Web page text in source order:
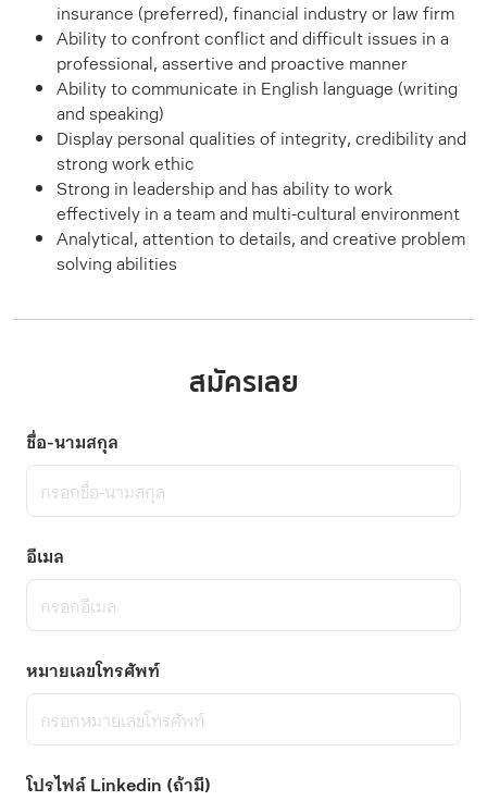
insurance (preferred), financial industry or law firm
Ability to confront conflict and difficult issues in a
professional, assertive and proactive manner
Ability to communicate in English language (writing
and speaking)
Display personal qualities of integrity, credibility and
strong work ethic
Strong in leadership and has ability to work
effectively in a team and multi-cultural environment
Analytical, attention to details, and creative problem
solving abilities
สมัครเลย
ชื่อ-นามสกุล
อีเมล
หมายเลขโทรศัพท์
โปรไฟล์ Linkedin (ถ้ามี)